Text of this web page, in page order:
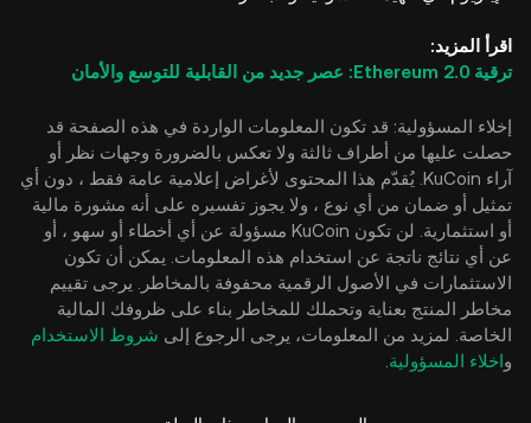
اقرأ المزيد:
ترقية Ethereum 2.0: عصر جديد من القابلية للتوسع والأمان
إخلاء المسؤولية: قد تكون المعلومات الواردة في هذه الصفحة قد
حصلت عليها من أطراف ثالثة ولا تعكس بالضرورة وجهات نظر أو
آراء KuCoin. يُقدّم هذا المحتوى لأغراض إعلامية عامة فقط ، دون أي
تمثيل أو ضمان من أي نوع ، ولا يجوز تفسيره على أنه مشورة مالية
أو استثمارية. لن تكون KuCoin مسؤولة عن أي أخطاء أو سهو ، أو
عن أي نتائج ناتجة عن استخدام هذه المعلومات. يمكن أن تكون
الاستثمارات في الأصول الرقمية محفوفة بالمخاطر. يرجى تقييم
مخاطر المنتج بعناية وتحملك للمخاطر بناء على ظروفك المالية
الخاصة. لمزيد من المعلومات، يرجى الرجوع إلى شروط الاستخدام
واخلاء المسؤولية